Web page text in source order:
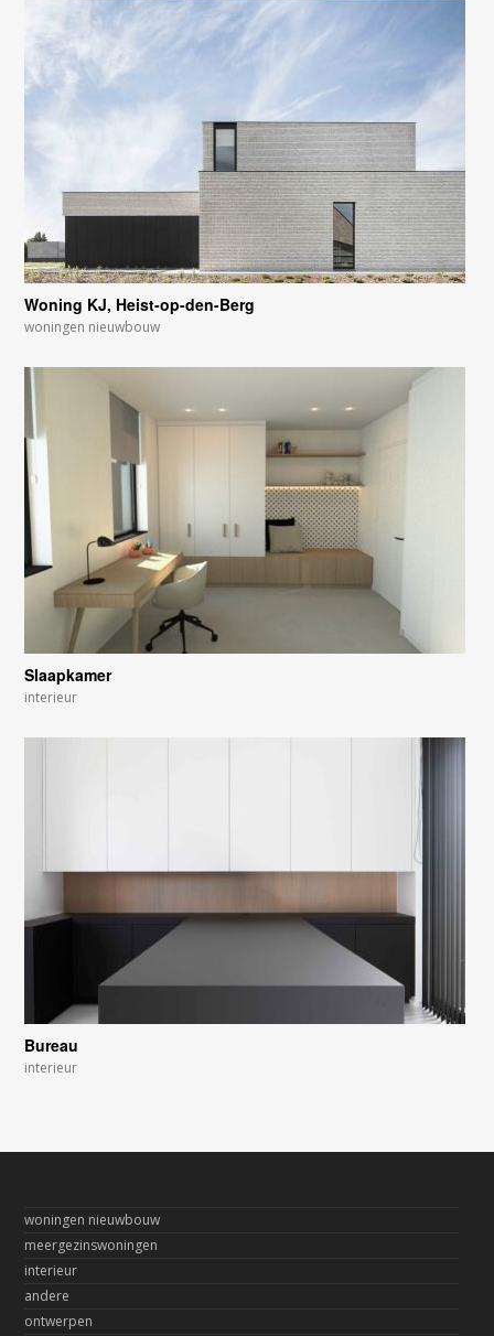
Woning KJ, Heist-op-den-Berg
woningen nieuwbouw
Slaapkamer
interieur
Bureau
interieur
woningen nieuwbouw
meergezinswoningen
interieur
andere
ontwerpen